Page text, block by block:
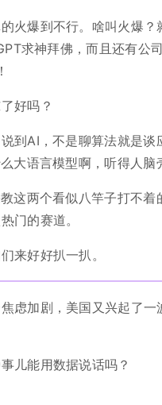
火爆到不行。啥叫火爆？
求神拜佛，而且还有公
好吗？
到AI，不是聊算法就是谈
大语言模型啊，听得人脑
这两个看似八竿子打不着
门的赛道。
来好好扒一扒。
虑加剧，美国又兴起了一
儿能用数据说话吗？